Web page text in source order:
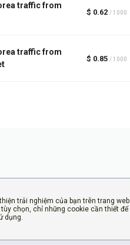
trải nghiệm của bạn trên trang web
chọn, chỉ những cookie cần thiết để
dụng.
traffic from
$ 0.62 / 1000
traffic from
$ 0.85 / 1000